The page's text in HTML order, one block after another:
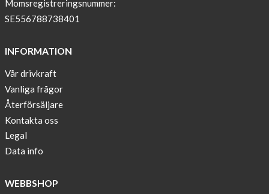
pockets
and
sleeves
Anna
Sjöberg
nominated
as
one
of
in
Momsregistreringsnummer:
SE556788738401
INFORMATION
Vår drivkraft
Vanliga frågor
Återförsäljare
Kontakta oss
Legal
Data info
WEBBSHOP